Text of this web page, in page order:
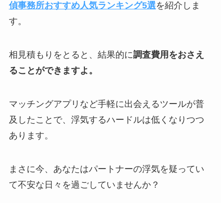
偵事務所おすすめ人気ランキング5選を紹介しま
す。
相見積もりをとると、結果的に調査費用をおさえ
ることができますよ。
マッチングアプリなど手軽に出会えるツールが普
及したことで、浮気するハードルは低くなりつつ
あります。
まさに今、あなたはパートナーの浮気を疑ってい
て不安な日々を過ごしていませんか？